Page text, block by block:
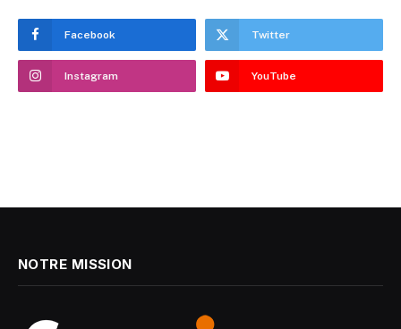
Facebook Twitter
Instagram YouTube
NOTRE MISSION